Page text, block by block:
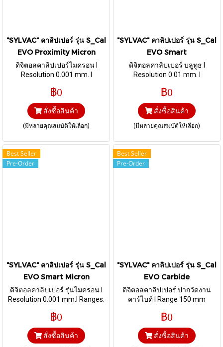
"SYLVAC" คาลิปเปอร์ รุ่น S_Cal
EVO Proximity Micron
ดิจิตอลคาลิปเปอร์ไมครอน I
Resolution 0.001 mm. I
Proximity
฿0
สั่งซื้อสินค้า
(มีหลายคุณสมบัติให้เลือก)
"SYLVAC" คาลิปเปอร์ รุ่น S_Cal
EVO Smart
ดิจิตอลคาลิปเปอร์ บลูทูธ I
Resolution 0.01 mm. I
200 mm / 300 mm
฿0
สั่งซื้อสินค้า
(มีหลายคุณสมบัติให้เลือก)
Best Seller
Pre-Order
"SYLVAC" คาลิปเปอร์ รุ่น S_Cal
EVO Smart Micron
ดิจิตอลคาลิปเปอร์ รุ่นไมครอน I
Resolution 0.001 mm.I Ranges:
฿0
สั่งซื้อสินค้า
Best Seller
Pre-Order
"SYLVAC" คาลิปเปอร์ รุ่น S_Cal
EVO Carbide
ดิจิตอลคาลิปเปอร์ ปากวัดงาน
คาร์ไบด์ I Range 150 mm
฿0
สั่งซื้อสินค้า